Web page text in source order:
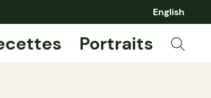
English
Portraits